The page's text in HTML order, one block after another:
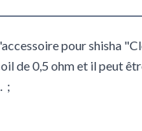
pour shisha
de 0,5 ohm et il peut
;